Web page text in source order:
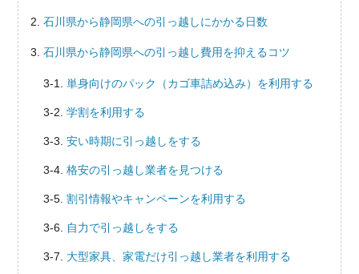
石川県から静岡県への引っ越しにかかる日数
石川県から静岡県への引っ越し費用を抑えるコツ
単身向けのパック（カゴ車詰め込み）を利用する
学割を利用する
安い時期に引っ越しをする
格安の引っ越し業者を見つける
割引情報やキャンペーンを利用する
自力で引っ越しをする
大型家具、家電だけ引っ越し業者を利用する